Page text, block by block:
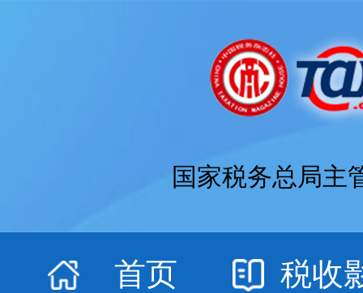
国家税务总局主
首页 税收